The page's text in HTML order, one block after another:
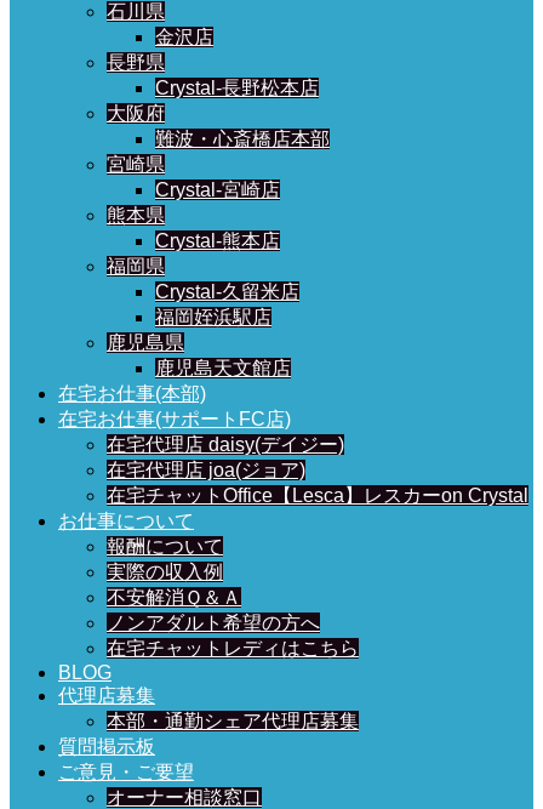
石川県
金沢店
長野県
Crystal-長野松本店
大阪府
難波・心斎橋店本部
宮崎県
Crystal-宮崎店
熊本県
Crystal-熊本店
福岡県
Crystal-久留米店
福岡姪浜駅店
鹿児島県
鹿児島天文館店
在宅お仕事(本部)
在宅お仕事(サポートFC店)
在宅代理店 daisy(デイジー)
在宅代理店 joa(ジョア)
在宅チャットOffice【Lesca】レスカーon Crystal
お仕事について
報酬について
実際の収入例
不安解消Ｑ＆Ａ
ノンアダルト希望の方へ
在宅チャットレディはこちら
BLOG
代理店募集
本部・通勤シェア代理店募集
質問掲示板
ご意見・ご要望
オーナー相談窓口